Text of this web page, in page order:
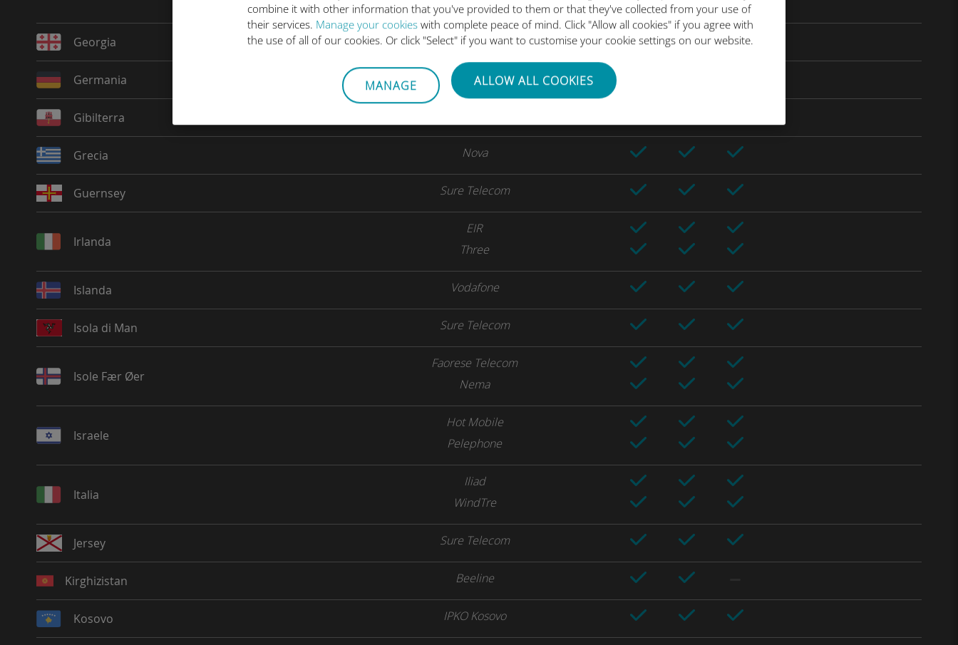
combine it with other information that you've provided to them or that they've collected from your use of
their services. Manage your cookies with complete peace of mind. Click "Allow all cookies" if you agree with
the use of all of our cookies. Or click "Select" if you want to customise your cookie settings on our website.
MANAGE ALLOW ALL COOKIES
Georgia Cellfie Mobile
Germania O2
Gibilterra
Grecia Nova
Guernsey Sure Telecom
Irlanda
EIR
Three
Islanda Vodafone
Isola di Man Sure Telecom
Isole Fær Øer
Faorese Telecom
Nema
Israele
Hot Mobile
Pelephone
Italia
Iliad
WindTre
Jersey Sure Telecom
Kirghizistan Beeline
Kosovo IPKO Kosovo